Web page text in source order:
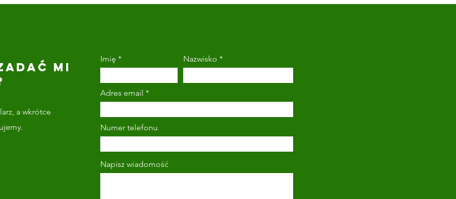
MI
a wkrótce
Imię Nazwisko
Adres email
Numer telefonu
Napisz wiadomość